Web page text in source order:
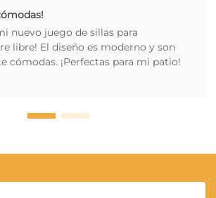
nuevo juego de sillas para
libre! El diseño es moderno y son
cómodas. ¡Perfectas para mi patio!